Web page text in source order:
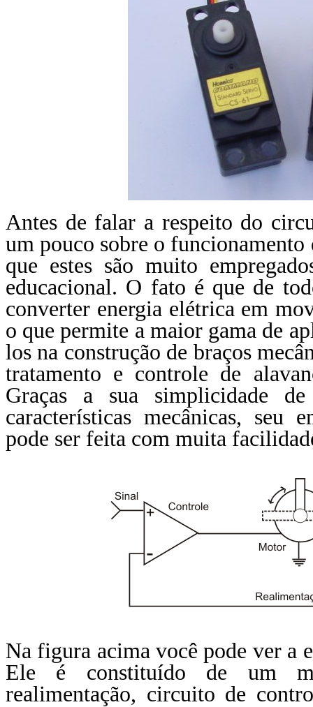
Antes de falar a respeito do
um pouco sobre o
que estes são muito
educacional. O fato é que de
converter energia elétrica em
o que permite a maior gama de
los na construção de braços
tratamento e controle de
Graças a sua simplicidade
características mecânicas, seu
pode ser feita com muita
Na figura acima você pode ver a
Ele é constituído de um
realimentação, circuito de